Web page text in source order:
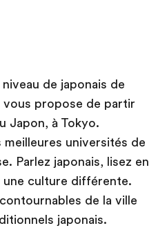
de japonais de
propose de partir
Japon, à Tokyo.
universités de
Parlez japonais, lisez en
une culture différente.
de la ville
japonais.